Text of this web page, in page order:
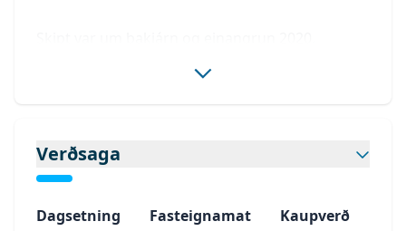
Forstofa: Flísalögð
Verðsaga
Dagsetning Fasteignamat Kaupverð